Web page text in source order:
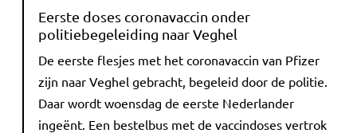
Eerste doses coronavaccin onder
politiebegeleiding naar Veghel
De eerste flesjes met het coronavaccin van Pfizer
zijn naar Veghel gebracht, begeleid door de politie.
Daar wordt woensdag de eerste Nederlander
ingeënt. Een bestelbus met de vaccindoses vertrok